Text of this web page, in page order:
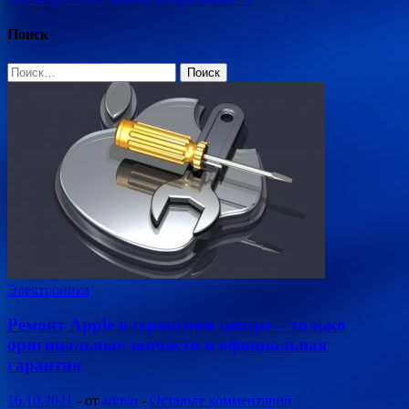
Поиск
Найти:
Электроника
Ремонт Apple в сервисном центре – только
оригинальные запчасти и официальная
гарантия
16.10.2021 - от admin - Оставьте комментарий